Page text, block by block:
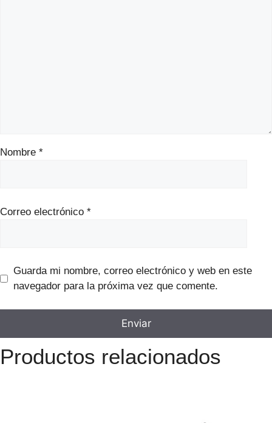
Nombre *
Correo electrónico *
Guarda mi nombre, correo electrónico y web en este
navegador para la próxima vez que comente.
Productos relacionados